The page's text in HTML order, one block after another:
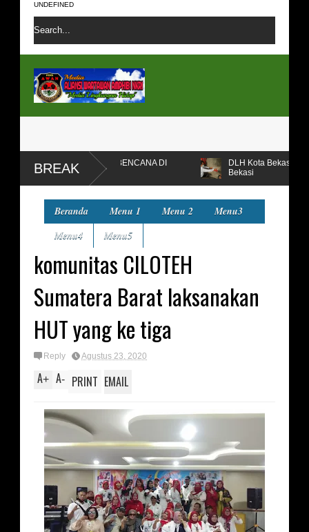
UNDEFINED
BREAK
KORBAN BENCANA DI
DLH Kota Bekasi Temukan dan
Beranda Menu 1 Menu 2
Menu3
Menu4
Menu5
komunitas CILOTEH
Sumatera Barat laksanakan
HUT yang ke tiga
Reply Agustus 23, 2020
A+ A- PRINT EMAIL